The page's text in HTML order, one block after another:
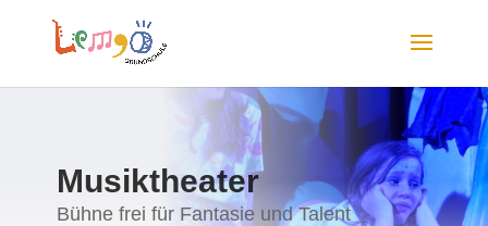
Musiktheater
Bühne frei für Fantasie und Talent